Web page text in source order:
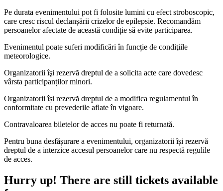
Pe durata evenimentului pot fi folosite lumini cu efect stroboscopic,
care cresc riscul declanșării crizelor de epilepsie. Recomandăm
persoanelor afectate de această condiție să evite participarea.
Evenimentul poate suferi modificări în funcție de condiţiile
meteorologice.
Organizatorii îşi rezervă dreptul de a solicita acte care dovedesc
vârsta participanților minori.
Organizatorii își rezervă dreptul de a modifica regulamentul în
conformitate cu prevederile aflate în vigoare.
Contravaloarea biletelor de acces nu poate fi returnată.
Pentru buna desfășurare a evenimentului, organizatorii își rezervă
dreptul de a interzice accesul persoanelor care nu respectă regulile
de acces.
Hurry up! There are still tickets available